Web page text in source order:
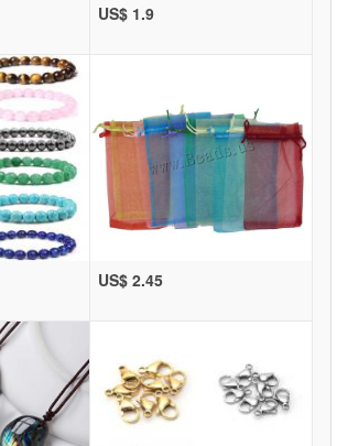
US$ 1.9
US$ 2.45